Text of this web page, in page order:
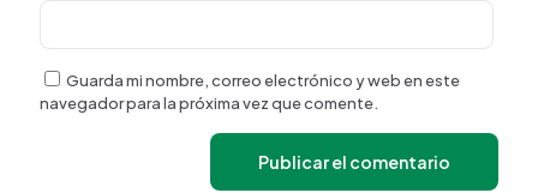
Guarda mi nombre, correo electrónico y web en este
navegador para la próxima vez que comente.